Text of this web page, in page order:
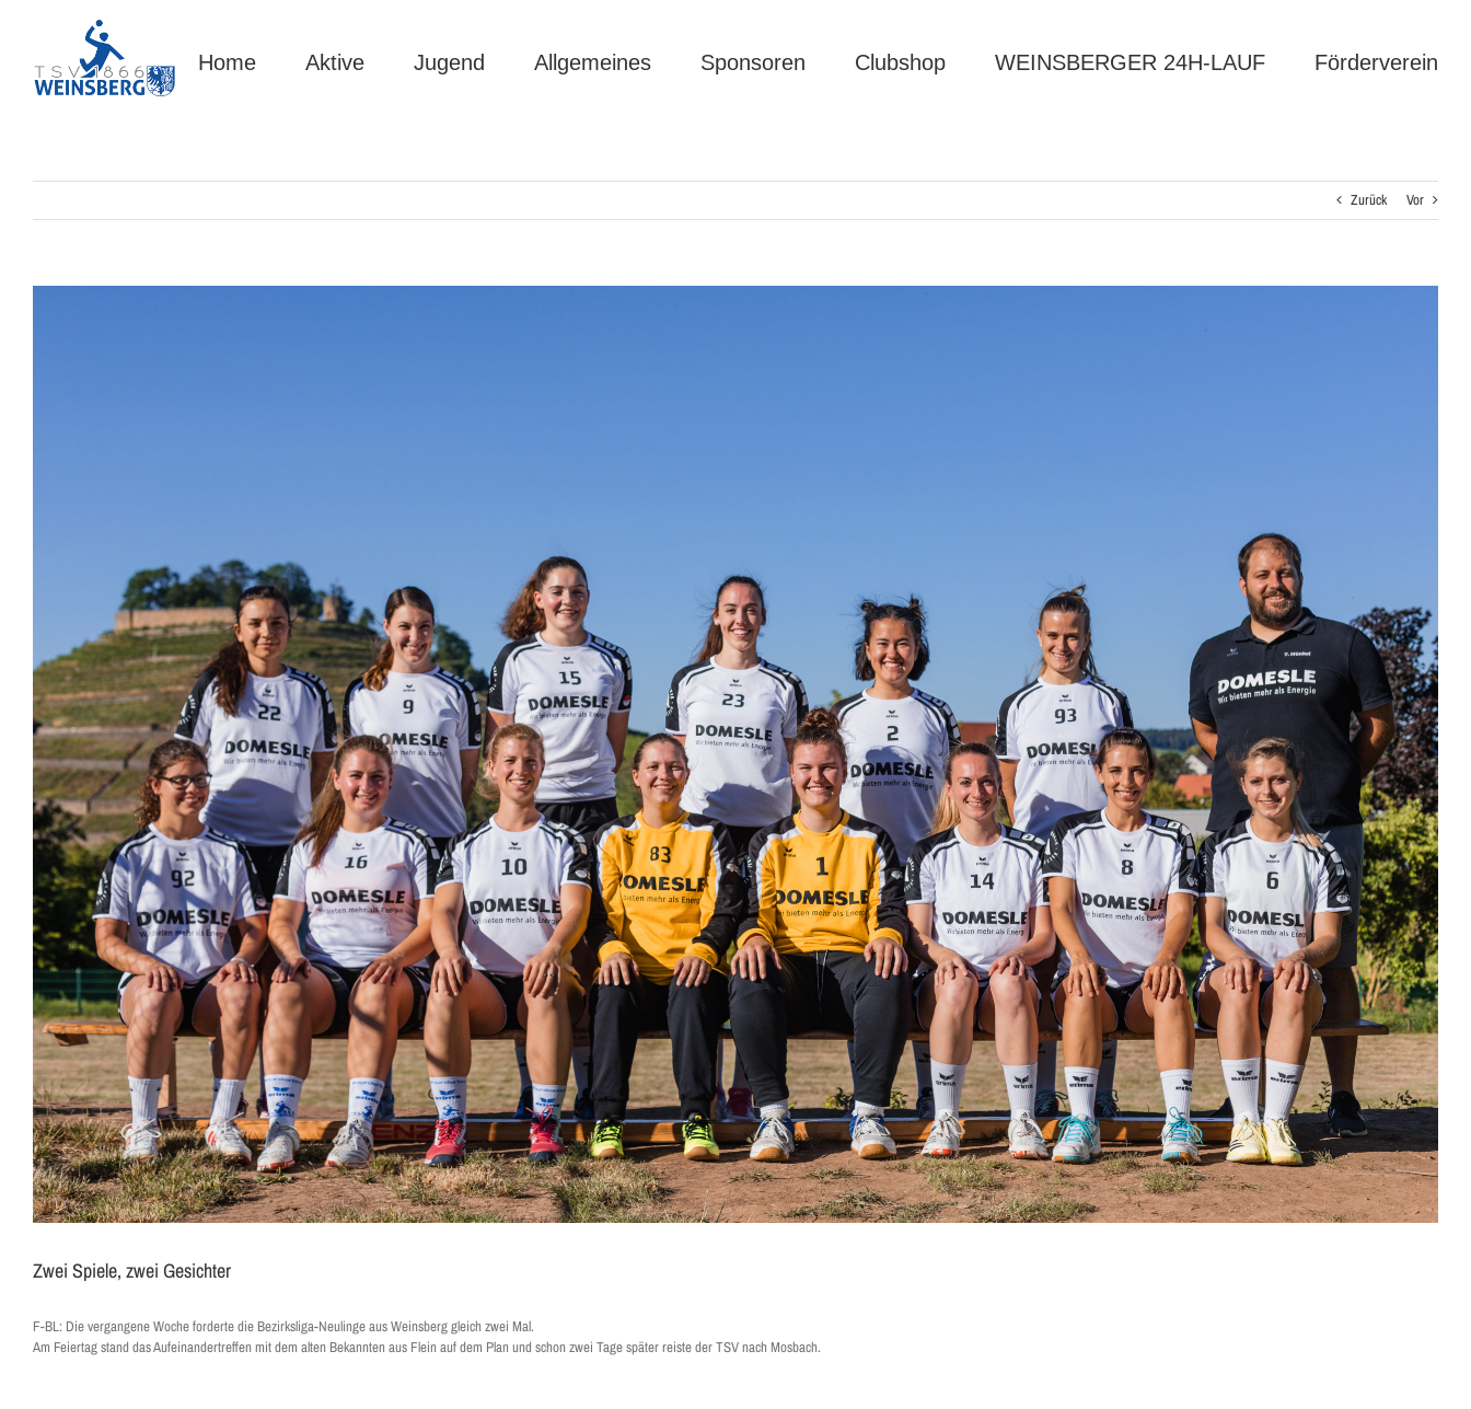
Home Aktive Jugend Allgemeines Sponsoren Clubshop WEINSBERGER 24H-LAUF Förderverein
Zurück Vor
Zwei Spiele, zwei Gesichter
F-BL: Die vergangene Woche forderte die Bezirksliga-Neulinge aus Weinsberg gleich zwei Mal.
Am Feiertag stand das Aufeinandertreffen mit dem alten Bekannten aus Flein auf dem Plan und schon zwei Tage später reiste der TSV nach Mosbach.